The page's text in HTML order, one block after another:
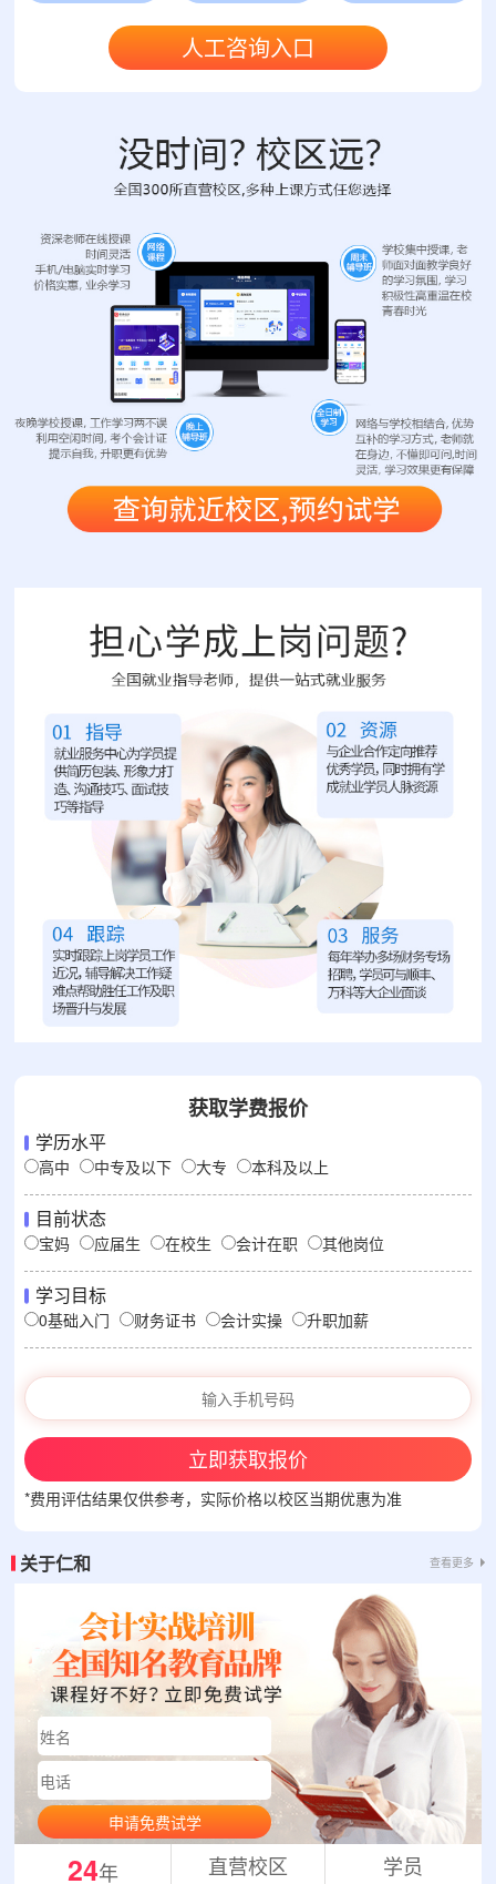
人工咨询入口
获取学费报价
学历水平
高中 中专及以下 大专 本科及以上
目前状态
宝妈 应届生 在校生 会计在职 其他岗位
学习目标
0基础入门 财务证书 会计实操 升职加薪
立即获取报价
*费用评估结果仅供参考，实际价格以校区当期优惠为准
关于仁和 查看更多
申请免费试学
24年 直营校区 学员